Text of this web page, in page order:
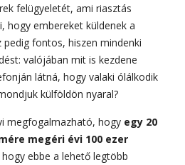
felügyeletét, ami riasztás
hogy embereket küldenek a
pedig fontos, hiszen mindenki
valójában mit is kezdene
látná, hogy valaki ólálkodik
külföldön nyaral?
megfogalmazható, hogy egy 20
megéri évi 100 ezer
hogy ebbe a lehető legtöbb